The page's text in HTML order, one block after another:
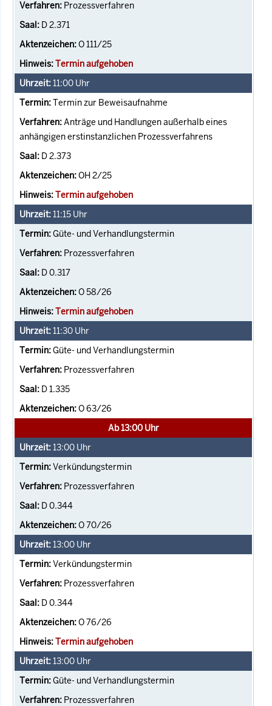
Prozessverfahren
D 2.371
O 111/25
Termin aufgehoben
11:00 Uhr
Termin zur Beweisaufnahme
Anträge und Handlungen außerhalb eines
anhängigen erstinstanzlichen Prozessverfahrens
D 2.373
OH 2/25
Termin aufgehoben
11:15 Uhr
Güte- und Verhandlungstermin
Prozessverfahren
D 0.317
O 58/26
Termin aufgehoben
11:30 Uhr
Güte- und Verhandlungstermin
Prozessverfahren
D 1.335
O 63/26
Ab 13:00 Uhr
13:00 Uhr
Verkündungstermin
Prozessverfahren
D 0.344
O 70/26
13:00 Uhr
Verkündungstermin
Prozessverfahren
D 0.344
O 76/26
Termin aufgehoben
13:00 Uhr
Güte- und Verhandlungstermin
Prozessverfahren